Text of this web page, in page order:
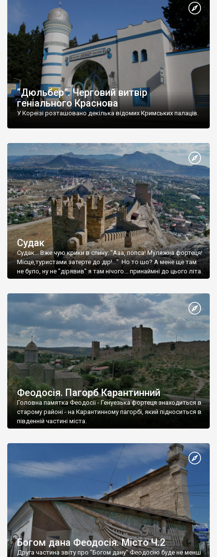
“Дюльбер”. Черговий витвір
геніального Краснова
У Кореїзі розташовано декілька відомих Кримських палаців.
Судак
Судак... Вже чую крики в спину: "Ааа, попса! Муляжна фортеця!
Місце,туристами затерте до дір!..." Но то шо? А мене ще там
не було, ну не "дірявив" я там нічого... принаймні до цього літа.
Феодосія. Пагорб Карантинний
Головна памятка Феодосії - Генуезька фортеця знаходиться в
старому районі - на Карантинному пагорбі, який підноситься в
південній частині міста.
Богом дана Феодосія. Місто Ч.2
Друга частина звіту про "Богом дану" Феодосію буде не менш